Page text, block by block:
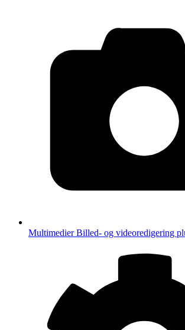
MultimedierBilled- og videoredigering